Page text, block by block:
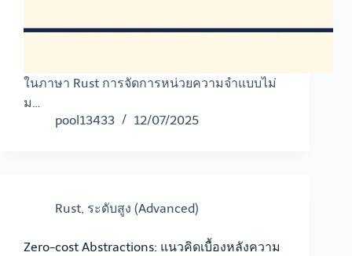
ในภาษา Rust การจัดการหน่วยความจำแบบไม่
ม…
pool13433
12/07/2025
Rust, ระดับสูง (Advanced)
Zero-cost Abstractions: แนวคิดเบื้องหลังความ